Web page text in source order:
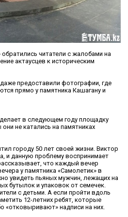
читатели с жалобами на
актаусцев к историческим
предоставили фотографии, где
прямо у памятника Кашагану и
в следующем году площадку
не катались на памятниках
городу 50 лет своей жизни. Виктор
и данную проблему воспринимает
что каждый вечер
у памятника «Самолетик» в
увидеть пьяных мужчин, лежащих на
бутылок и упаковок от семечек.
с детьми. А если пройти вдоль
12-летних ребят, которые
«отковыривают» надписи на них.